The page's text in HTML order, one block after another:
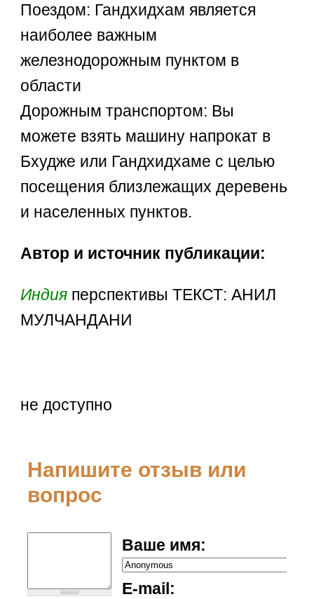
Поездом: Гандхидхам является
наиболее важным
железнодорожным пунктом в
области
Дорожным транспортом: Вы
можете взять машину напрокат в
Бхудже или Гандхидхаме с целью
посещения близлежащих деревень
и населенных пунктов.
Автор и источник публикации:
Индия перспективы ТЕКСТ: АНИЛ
МУЛЧАНДАНИ
не доступно
Напишите отзыв или
вопрос
Ваше имя:
E-mail: